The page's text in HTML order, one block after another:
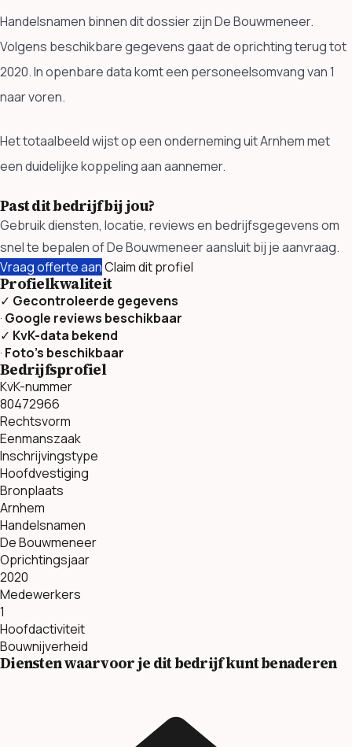
Handelsnamen binnen dit dossier zijn De Bouwmeneer.
Volgens beschikbare gegevens gaat de oprichting terug tot
2020. In openbare data komt een personeelsomvang van 1
naar voren.
Het totaalbeeld wijst op een onderneming uit Arnhem met
een duidelijke koppeling aan aannemer.
Past dit bedrijf bij jou?
Gebruik diensten, locatie, reviews en bedrijfsgegevens om
snel te bepalen of De Bouwmeneer aansluit bij je aanvraag.
Vraag offerte aanClaim dit profiel
Profielkwaliteit
✓ Gecontroleerde gegevens
· Google reviews beschikbaar
✓ KvK-data bekend
· Foto’s beschikbaar
Bedrijfsprofiel
KvK-nummer
80472966
Rechtsvorm
Eenmanszaak
Inschrijvingstype
Hoofdvestiging
Bronplaats
Arnhem
Handelsnamen
De Bouwmeneer
Oprichtingsjaar
2020
Medewerkers
1
Hoofdactiviteit
Bouwnijverheid
Diensten waarvoor je dit bedrijf kunt benaderen